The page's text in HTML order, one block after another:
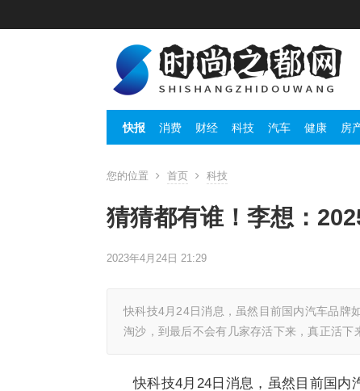
快报 消费 财经 科技 汽车 健康 房
您的位置 首页 科技
猜猜都有谁！李想：
2023年4月24日 21:29
快科技4月24日消息，虽然目前国内汽车品牌
淘沙，到最后不会有几家存活下来，真正活
快科技4月24日消息，虽然目前国内